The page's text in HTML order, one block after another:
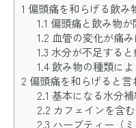
1 偏頭痛を和らげる飲み
1.1 偏頭痛と飲み物
1.2 血管の変化が痛
1.3 水分が不足する
1.4飲み物の種類によ
2 偏頭痛を和らげると
2.1 基本になる水分補
2.2 カフェインを含
2.3 ハーブティー（